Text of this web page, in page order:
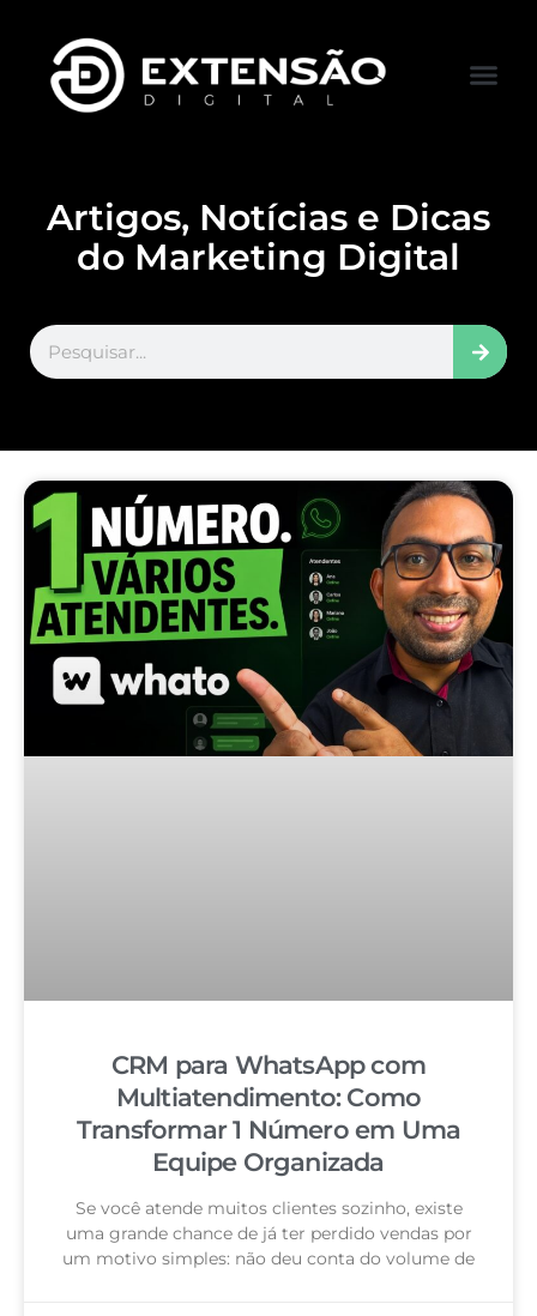
Artigos, Notícias e Dicas
do Marketing Digital
CRM para WhatsApp com
Multiatendimento: Como
Transformar 1 Número em Uma
Equipe Organizada
Se você atende muitos clientes sozinho, existe
uma grande chance de já ter perdido vendas por
um motivo simples: não deu conta do volume de